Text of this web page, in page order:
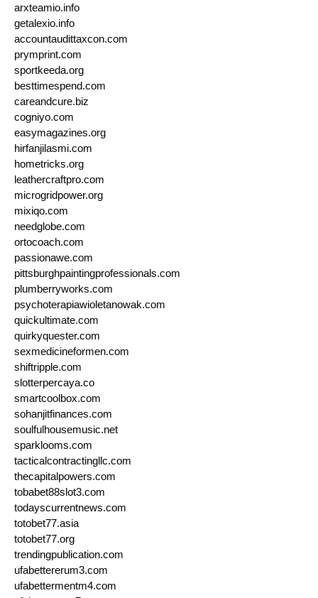
arxteamio.info
getalexio.info
accountaudittaxcon.com
prymprint.com
sportkeeda.org
besttimespend.com
careandcure.biz
cogniyo.com
easymagazines.org
hirfanjilasmi.com
hometricks.org
leathercraftpro.com
microgridpower.org
mixiqo.com
needglobe.com
ortocoach.com
passionawe.com
pittsburghpaintingprofessionals.com
plumberryworks.com
psychoterapiawioletanowak.com
quickultimate.com
quirkyquester.com
sexmedicineformen.com
shiftripple.com
slotterpercaya.co
smartcoolbox.com
sohanjitfinances.com
soulfulhousemusic.net
sparklooms.com
tacticalcontractingllc.com
thecapitalpowers.com
tobabet88slot3.com
todayscurrentnews.com
totobet77.asia
totobet77.org
trendingpublication.com
ufabettererum3.com
ufabettermentm4.com